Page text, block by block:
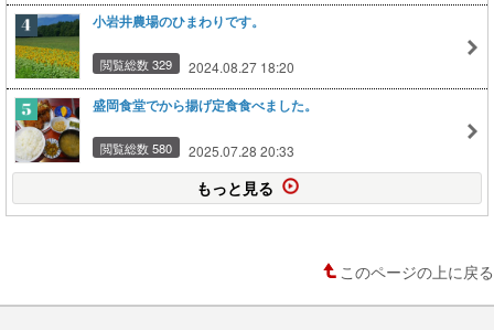
小岩井農場のひまわりです。
閲覧総数 329 2024.08.27 18:20
盛岡食堂でから揚げ定食食べました。
閲覧総数 580 2025.07.28 20:33
もっと見る
このページの上に戻る